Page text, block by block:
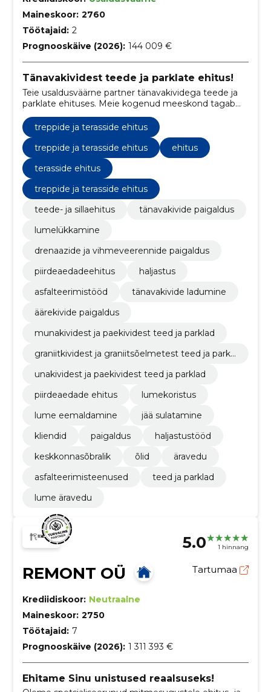
Maineskoor: 2760
Töötajaid: 2
Prognooskäive (2026): 144 009 €
Tänavakividest teede ja parklate ehitus!
Teie usaldusväärne partner tänavakividega teede ja
parklate ehituses. Meie kogenud meeskond tagab
teie projekti edukat elluviimist juba üle
viieteistkümne aasta.
treppide ja terasside ehitus
treppide ja terasside ehitus
ehitus
terasside ehitus
treppide ja terasside ehitus
teede- ja sillaehitus
tänavakivide paigaldus
lumelükkamine
drenaazide ja vihmeveerennide paigaldus
piirdeaedadeehitus
haljastus
asfalteerimistööd
tänavakivide ladumine
äärekivide paigaldus
munakividest ja paekividest teed ja parklad
graniitkividest ja graniitsõelmetest teed ja parkl
unakividest ja paekividest teed ja parklad
piirdeaedade ehitus
lumekoristus
lume eemaldamine
jää sulatamine
kliendid
paigaldus
haljastustööd
keskkonnasõbralik
õlid
äravedu
asfalteerimisteenused
teed ja parklad
lume äravedu
5.0 1 hinnang
REMONT OÜ Tartumaa
Krediidiskoor: Neutraalne
Maineskoor: 2750
Töötajaid: 7
Prognooskäive (2026): 1 311 393 €
Ehitame Sinu unistused reaalsuseks!